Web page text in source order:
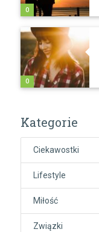
0
0
Kategorie
Ciekawostki
Lifestyle
Miłość
Związki